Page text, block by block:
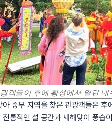
객들이 후에 황성에서 열린
아 중부 지역을 찾은 관광객들은
통적인 설 공간과 새해맞이 풍습